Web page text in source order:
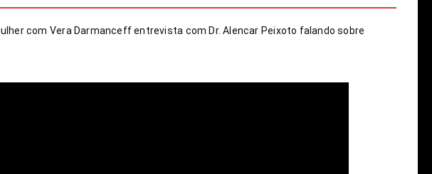
com Vera Darmanceff entrevista com Dr. Alencar Peixoto falando sobre